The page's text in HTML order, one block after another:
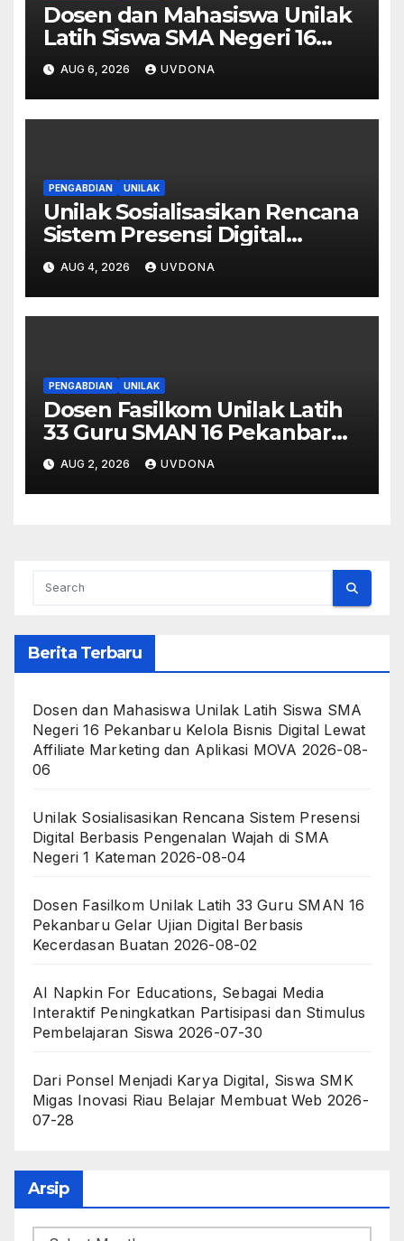
Dosen dan Mahasiswa Unilak
Latih Siswa SMA Negeri 16
Pekanbaru Kelola Bisnis
Digital Lewat Affiliate
Marketing dan Aplikasi MOVA
AUG 6, 2026 UVDONA
PENGABDIAN UNILAK
Unilak Sosialisasikan Rencana
Sistem Presensi Digital
Berbasis Pengenalan Wajah
di SMA Negeri 1 Kateman
AUG 4, 2026 UVDONA
PENGABDIAN UNILAK
Dosen Fasilkom Unilak Latih
33 Guru SMAN 16 Pekanbaru
Gelar Ujian Digital Berbasis
Kecerdasan Buatan
AUG 2, 2026 UVDONA
Berita Terbaru
Dosen dan Mahasiswa Unilak Latih Siswa SMA
Negeri 16 Pekanbaru Kelola Bisnis Digital Lewat
Affiliate Marketing dan Aplikasi MOVA 2026-08-
06
Unilak Sosialisasikan Rencana Sistem Presensi
Digital Berbasis Pengenalan Wajah di SMA
Negeri 1 Kateman 2026-08-04
Dosen Fasilkom Unilak Latih 33 Guru SMAN 16
Pekanbaru Gelar Ujian Digital Berbasis
Kecerdasan Buatan 2026-08-02
AI Napkin For Educations, Sebagai Media
Interaktif Peningkatkan Partisipasi dan Stimulus
Pembelajaran Siswa 2026-07-30
Dari Ponsel Menjadi Karya Digital, Siswa SMK
Migas Inovasi Riau Belajar Membuat Web 2026-
07-28
Arsip